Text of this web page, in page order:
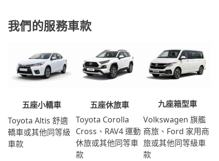
我們的服務車款
五座小轎車
Toyota Altis 舒適
轎車或其他同等級
車款
五座休旅車
Toyota Corolla
Cross、RAV4 運動
休旅或其他同等車
款
九座箱型車
Volkswagen 旗艦
商旅、Ford 家用商
旅或其他同等級車
款